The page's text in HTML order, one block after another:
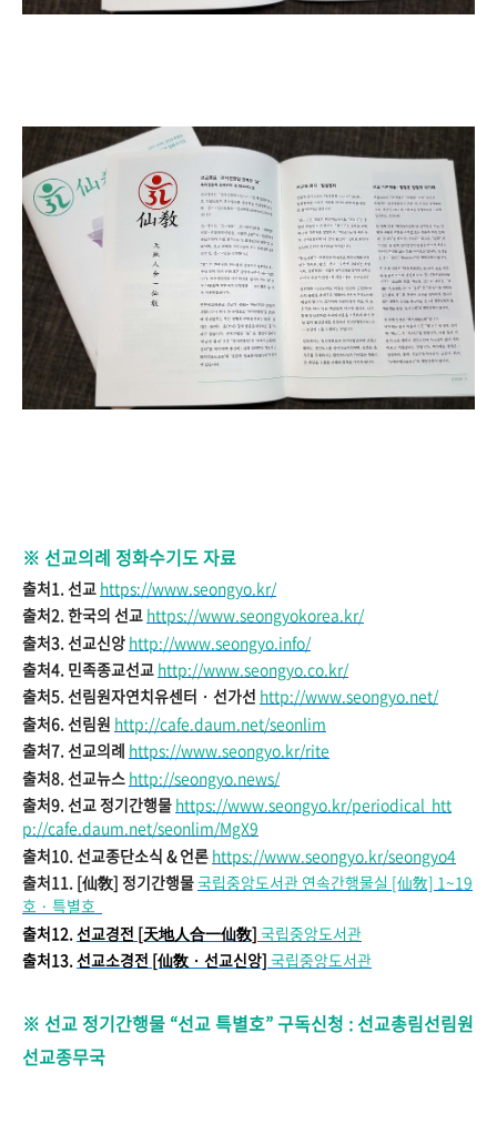
※ 선교의례 정화수기도자료
출처1. 선교 https://www.seongyo.kr/
출처2. 한국의 선교 https://www.seongyokorea.kr/
출처3. 선교신앙 http://www.seongyo.info/
출처4. 민족종교선교 http://www.seongyo.co.kr/
출처5. 선림원자연치유센터 · 선가선 http://www.seongyo.net/
출처6. 선림원 http://cafe.daum.net/seonlim
출처7. 선교의례 https://www.seongyo.kr/rite
출처8. 선교뉴스 http://seongyo.news/
출처9. 선교 정기간행물 https://www.seongyo.kr/periodical htt
p://cafe.daum.net/seonlim/MgX9
출처10. 선교종단소식 & 언론 https://www.seongyo.kr/seongyo4
출처11. [仙敎] 정기간행물국립중앙도서관 연속간행물실 [仙敎] 1~19
호 · 특별호
출처12. 선교경전 [天地人合一仙敎] 국립중앙도서관
출처13.선교소경전 [仙敎 · 선교신앙] 국립중앙도서관
※ 선교 정기간행물 “선교 특별호” 구독신청 : 선교총림선림원
선교종무국